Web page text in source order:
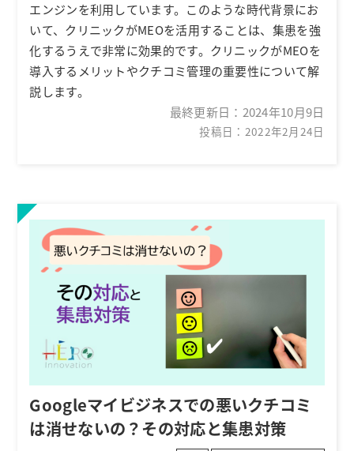
エンジンを利用しています。このような時代背景にお
いて、クリニックがMEOを活用することは、集患を強
化するうえで非常に効果的です。クリニックがMEOを
導入するメリットやクチコミ管理の重要性について解
説します。
最終更新日： 2024年10月9日
投稿日：2022年2月24日
Googleマイビジネスでの悪いクチコミ
は消せないの？その対応と集患対策